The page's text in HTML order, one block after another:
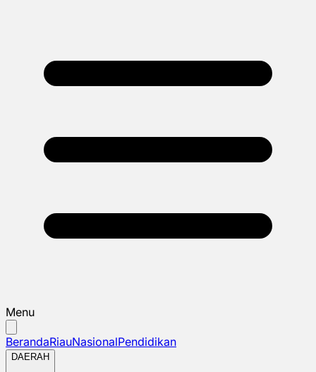
Menu
BerandaRiauNasionalPendidikan
DAERAH